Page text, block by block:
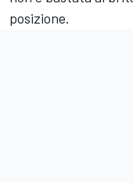
posizione.